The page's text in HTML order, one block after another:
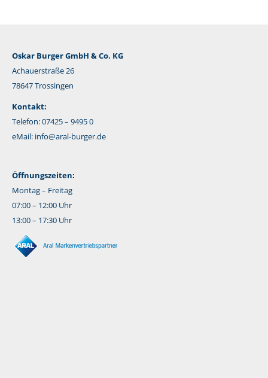
Oskar Burger GmbH & Co. KG
Achauerstraße 26
78647 Trossingen
Kontakt:
Telefon: 07425 – 9495 0
eMail: info@aral-burger.de
Öffnungszeiten:
Montag – Freitag
07:00 – 12:00 Uhr
13:00 – 17:30 Uhr